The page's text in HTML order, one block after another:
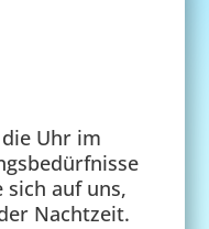
Uhr im
sich auf uns,
Nachtzeit.